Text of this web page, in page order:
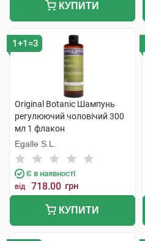
КУПИТИ
1+1=3
Original Botanic Шампунь
регулюючий чоловічий 300
мл 1 флакон
Egalle S.L.
Є в наявності
від 718.00 грн
КУПИТИ